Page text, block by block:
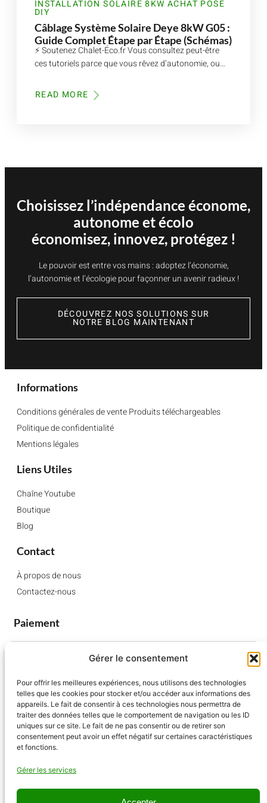
Gérer le consentement
Pour offrir les meilleures expériences, nous utilisons des technologies
telles que les cookies pour stocker et/ou accéder aux informations des
appareils. Le fait de consentir à ces technologies nous permettra de
traiter des données telles que le comportement de navigation ou les ID
uniques sur ce site. Le fait de ne pas consentir ou de retirer son
consentement peut avoir un effet négatif sur certaines caractéristiques
et fonctions.
Gérer les services
INSTALLATION SOLAIRE 8KW ACHAT POSE
DIY
Câblage Système Solaire Deye 8kW G05 :
Guide Complet Étape par Étape (Schémas)
⚡ Soutenez Chalet-Éco.fr Vous consultez peut-être
ces tutoriels parce que vous rêvez d’autonomie, ou…
READ MORE
ABOUT
GUIDE
ÉTAPE
(SCHÉMAS)
Choisissez l’indépendance économe,
autonome et écolo
économisez, innovez, protégez !
Le pouvoir est entre vos mains : adoptez l’économie,
l’autonomie et l’écologie pour façonner un avenir radieux !
DÉCOUVREZ NOS SOLUTIONS SUR
NOTRE BLOG MAINTENANT
Informations
Conditions générales de vente Produits téléchargeables
Politique de confidentialité
Mentions légales
Liens Utiles
Chaîne Youtube
Boutique
Blog
Contact
À propos de nous
Contactez-nous
Paiement